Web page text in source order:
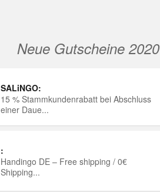
Neue Gutscheine 2020
SALiNGO:
15 % Stammkundenrabatt bei Abschluss
einer Daue...
:
Handingo DE – Free shipping / 0€
Shipping...